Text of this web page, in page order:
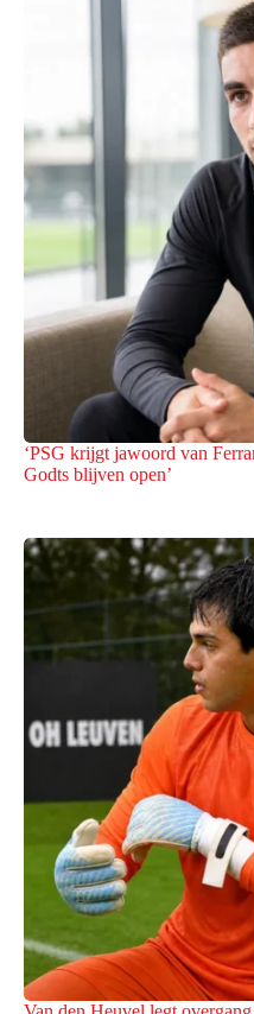
‘PSG krijgt jawoord van
Godts blijven open’